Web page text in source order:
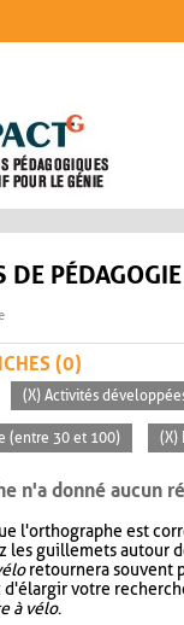
DE
(0)
(X) Activités
(entre 30 et 100) (X)
n'a donné aucun
l'orthographe est
les guillemets autour
retournera souvent
d'élargir votre
à vélo.